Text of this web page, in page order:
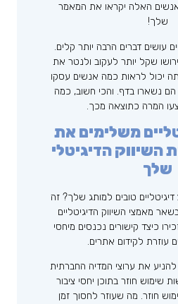
האלה יקראו את המאמר
שלך!
עושים דברים הרבה יותר קלים.
שקל יותר לעקוב ולנטר את
יכול לראות כמה אנשים עסקו
נשארו בדף. והכי חשוב, כמה
המרה כתוצאה מכך.
משלימים את
השיווק הדיגיטלי
שלך
טובים למותג שלך? זה
מאמצי השיווק הדיגיטליים
כיצד קישורים נכנסים מיחסי
עוזרת לקידום אתרים.
להניע את ערוצי המדיה החברתית
שימוש חוזר בתוכן יחסי ציבור
חוזר. מה שעוזר לחסוך זמן